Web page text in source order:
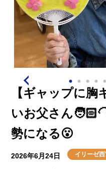
【ギャップに胸
いお父さん
勢になる😮
2026年6月24日 イリーゼ